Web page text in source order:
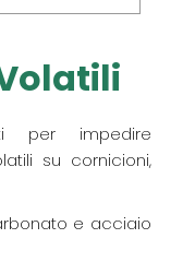
per impedire
su cornicioni,
e acciaio